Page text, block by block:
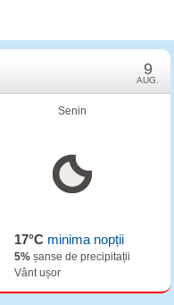
9
AUG.
Senin
17°Cminima nopții
5%șanse de precipitații
Vânt ușor